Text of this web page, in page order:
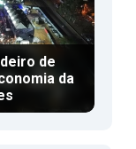
de
da